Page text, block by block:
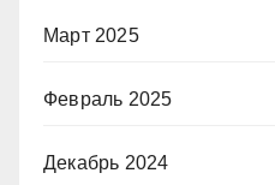
Март 2025
Февраль 2025
Декабрь 2024